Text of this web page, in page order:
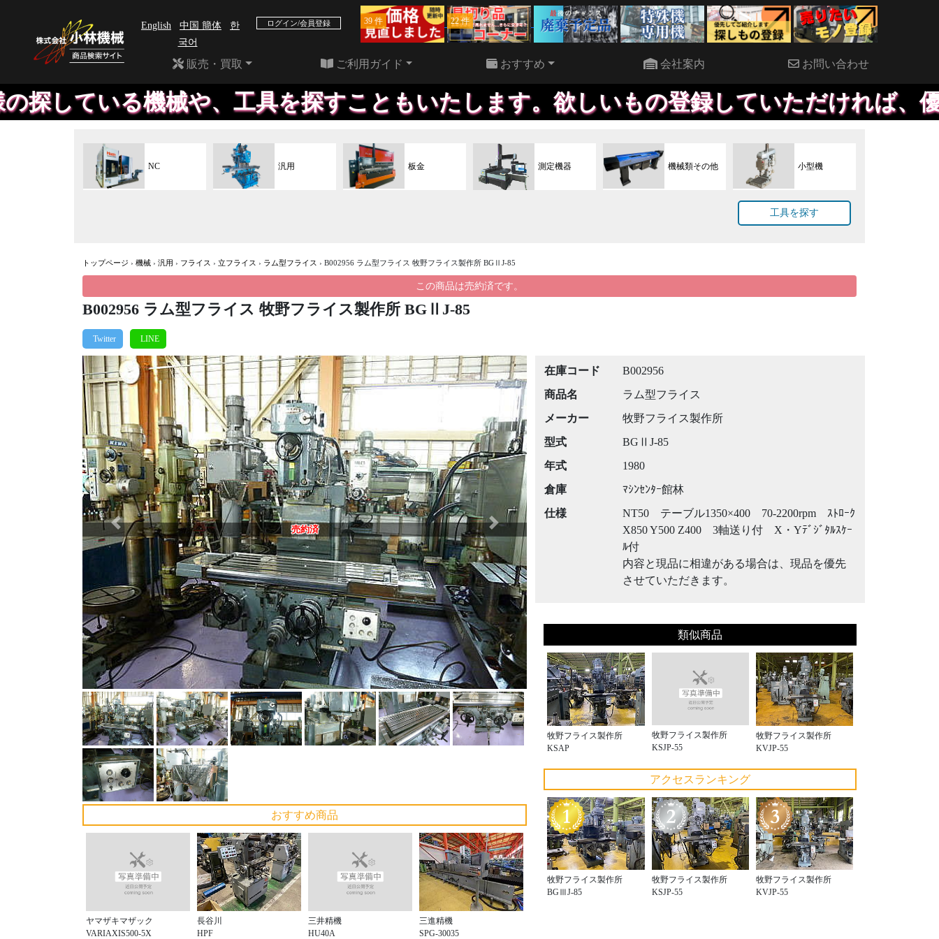
English 中国 簡体
한
국어
ログイン/会員登録 39 件 22 件
販売・買取 ご利用ガイド おすすめ 会社案内 お問い合わせ
械や、工具を探すこともいたします。欲しいもの登録していただければ、優先して提案
NC 汎用 板金 測定機器 機械類その他 小型機
工具を探す
トップページ › 機械 › 汎用 › フライス › 立フライス › ラム型フライス › B002956 ラム型フライス 牧野フライス製作所 BGⅡJ-85
この商品は売約済です。
B002956 ラム型フライス 牧野フライス製作所 BGⅡJ-85
売約済
Previous Next
おすすめ商品
ヤマザキマザック
VARIAXIS500-5X
長谷川
HPF
三井精機
HU40A
三進精機
SPG-30035
在庫コード
B002956
商品名
ラム型フライス
メーカー
牧野フライス製作所
型式
BGⅡJ-85
年式
1980
倉庫
ﾏｼﾝｾﾝﾀｰ館林
仕様
NT50 テーブル1350×400 70-2200rpm ｽﾄﾛｰｸ
X850 Y500 Z400 3軸送り付 X・Yﾃﾞｼﾞﾀﾙｽｹｰ
ﾙ付
内容と現品に相違がある場合は、現品を優先
させていただきます。
類似商品
牧野フライス製作所
KSAP
牧野フライス製作所
KSJP-55
牧野フライス製作所
KVJP-55
アクセスランキング
牧野フライス製作所
BGⅢJ-85
牧野フライス製作所
KSJP-55
牧野フライス製作所
KVJP-55